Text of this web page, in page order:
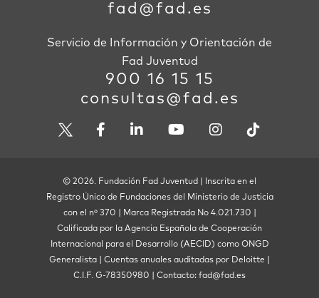
fad@fad.es
Servicio de Información y Orientación de
Fad Juventud
900 16 15 15
consultas@fad.es
© 2026. Fundación Fad Juventud | Inscrita en el
Registro Único de Fundaciones del Ministerio de Justicia
con el nº 370 | Marca Registrada No 4.021.730 |
Calificada por la Agencia Española de Cooperación
Internacional para el Desarrollo (AECID) como ONGD
Generalista | Cuentas anuales auditadas por Deloitte |
C.I.F. G-78350980 | Contacto: fad@fad.es